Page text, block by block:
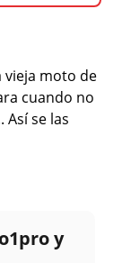
vieja moto de
cuando no
Así se las
y